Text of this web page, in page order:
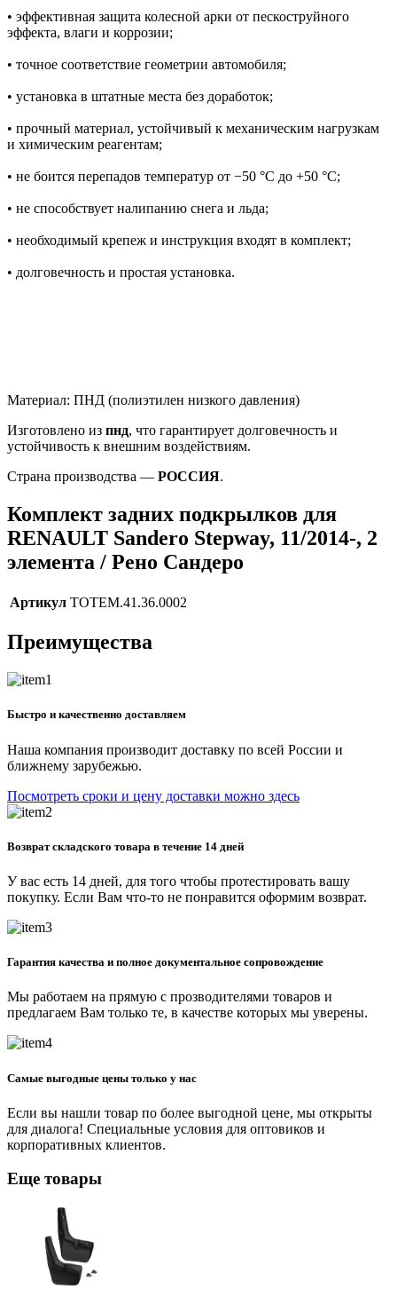
• эффективная защита колесной арки от пескоструйного
эффекта, влаги и коррозии;
• точное соответствие геометрии автомобиля;
• установка в штатные места без доработок;
• прочный материал, устойчивый к механическим нагрузкам
и химическим реагентам;
• не боится перепадов температур от −50 °C до +50 °C;
• не способствует налипанию снега и льда;
• необходимый крепеж и инструкция входят в комплект;
• долговечность и простая установка.
Материал: ПНД (полиэтилен низкого давления)
Изготовлено из пнд, что гарантирует долговечность и
устойчивость к внешним воздействиям.
Страна производства — РОССИЯ.
Комплект задних подкрылков для
RENAULT Sandero Stepway, 11/2014-, 2
элемента / Рено Сандеро
Артикул TOTEM.41.36.0002
Преимущества
Быстро и качественно доставляем
Наша компания производит доставку по всей России и
ближнему зарубежью.
Посмотреть сроки и цену доставки можно здесь
Возврат складского товара в течение 14 дней
У вас есть 14 дней, для того чтобы протестировать вашу
покупку. Если Вам что-то не понравится оформим возврат.
Гарантия качества и полное документальное сопровождение
Мы работаем на прямую с прозводителями товаров и
предлагаем Вам только те, в качестве которых мы уверены.
Самые выгодные цены только у нас
Если вы нашли товар по более выгодной цене, мы открыты
для диалога! Специальные условия для оптовиков и
корпоративных клиентов.
Еще товары